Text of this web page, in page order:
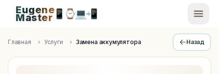
Apple Diagnostics & Engineering Authority in Saint
Eugene
Master📱 ⌚💻📲
Главная Услуги Замена аккумулятора Назад